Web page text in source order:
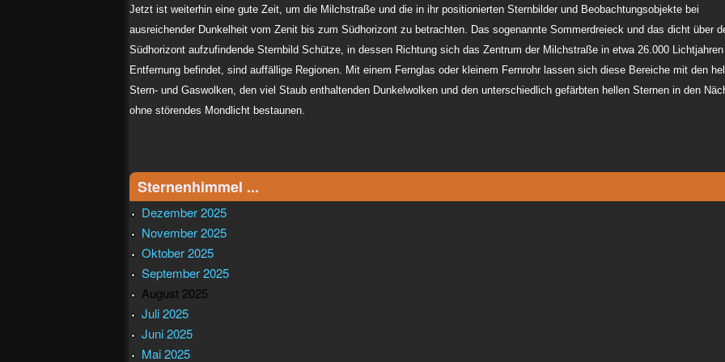
Jetzt ist weiterhin eine gute Zeit, um die Milchstraße und die in ihr positionierten Sternbilder und Beobachtungsobjekte bei
ausreichender Dunkelheit vom Zenit bis zum Südhorizont zu betrachten. Das sogenannte Sommerdreieck und das dicht über
Südhorizont aufzufindende Sternbild Schütze, in dessen Richtung sich das Zentrum der Milchstraße in etwa 26.000 Lichtjahren
Entfernung befindet, sind auffällige Regionen. Mit einem Fernglas oder kleinem Fernrohr lassen sich diese Bereiche mit den
Stern- und Gaswolken, den viel Staub enthaltenden Dunkelwolken und den unterschiedlich gefärbten hellen Sternen in den
ohne störendes Mondlicht bestaunen.
Sternenhimmel ...
Dezember 2025
November 2025
Oktober 2025
September 2025
August 2025
Juli 2025
Juni 2025
Mai 2025